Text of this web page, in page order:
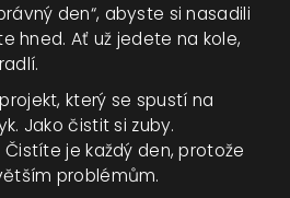
den“, abyste si nasadili
hned. Ať už jedete na kole,
který se spustí na
Jako čistit si zuby.
je každý den, protože
problémům.